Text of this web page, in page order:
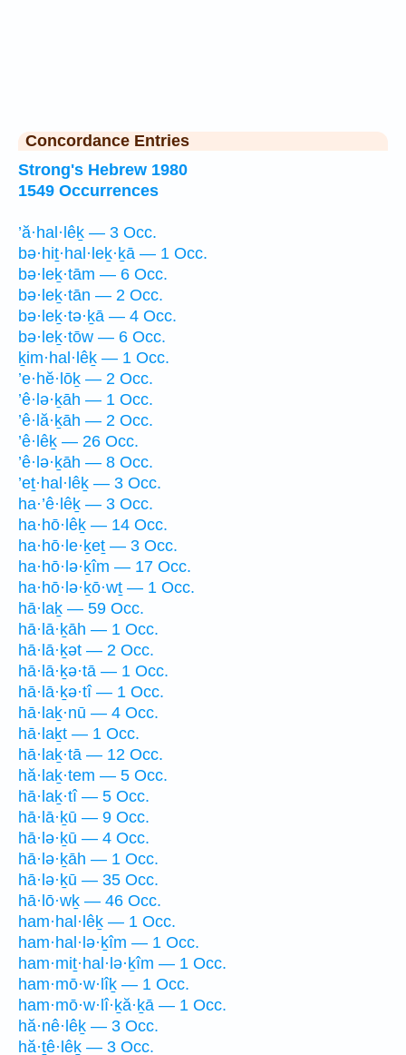
Concordance Entries
Strong's Hebrew 1980
1549 Occurrences
’ă·hal·lêḵ — 3 Occ.
bə·hiṯ·hal·leḵ·ḵā — 1 Occ.
bə·leḵ·tām — 6 Occ.
bə·leḵ·tān — 2 Occ.
bə·leḵ·tə·ḵā — 4 Occ.
bə·leḵ·tōw — 6 Occ.
ḵim·hal·lêḵ — 1 Occ.
’e·hĕ·lōḵ — 2 Occ.
’ê·lə·ḵāh — 1 Occ.
’ê·lă·ḵāh — 2 Occ.
’ê·lêḵ — 26 Occ.
’ê·lə·ḵāh — 8 Occ.
’eṯ·hal·lêḵ — 3 Occ.
ha·’ê·lêḵ — 3 Occ.
ha·hō·lêḵ — 14 Occ.
ha·hō·le·ḵeṯ — 3 Occ.
ha·hō·lə·ḵîm — 17 Occ.
ha·hō·lə·ḵō·wṯ — 1 Occ.
hā·laḵ — 59 Occ.
hā·lā·ḵāh — 1 Occ.
hā·lā·ḵət — 2 Occ.
hā·lā·ḵə·tā — 1 Occ.
hā·lā·ḵə·tî — 1 Occ.
hā·laḵ·nū — 4 Occ.
hā·laḵt — 1 Occ.
hā·laḵ·tā — 12 Occ.
hă·laḵ·tem — 5 Occ.
hā·laḵ·tî — 5 Occ.
hā·lā·ḵū — 9 Occ.
hā·lə·ḵū — 4 Occ.
hā·lə·ḵāh — 1 Occ.
hā·lə·ḵū — 35 Occ.
hā·lō·wḵ — 46 Occ.
ham·hal·lêḵ — 1 Occ.
ham·hal·lə·ḵîm — 1 Occ.
ham·miṯ·hal·lə·ḵîm — 1 Occ.
ham·mō·w·lîḵ — 1 Occ.
ham·mō·w·lî·ḵă·ḵā — 1 Occ.
hă·nê·lêḵ — 3 Occ.
hă·ṯê·lêḵ — 3 Occ.